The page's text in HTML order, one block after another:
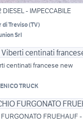
DIESEL - IMPECCABILE
di Treviso(TV)
Srl
centinati francese new
TRUCK
FRUEHAUF